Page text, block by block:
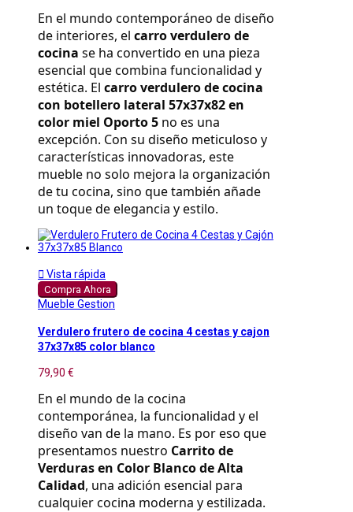
En el mundo contemporáneo de diseño
de interiores, el carro verdulero de
cocina se ha convertido en una pieza
esencial que combina funcionalidad y
estética. El carro verdulero de cocina
con botellero lateral 57x37x82 en
color miel Oporto 5 no es una
excepción. Con su diseño meticuloso y
características innovadoras, este
mueble no solo mejora la organización
de tu cocina, sino que también añade
un toque de elegancia y estilo.
 Vista rápida
Compra Ahora
Mueble Gestion
Verdulero frutero de cocina 4 cestas y cajon
37x37x85 color blanco
79,90 €
En el mundo de la cocina
contemporánea, la funcionalidad y el
diseño van de la mano. Es por eso que
presentamos nuestro Carrito de
Verduras en Color Blanco de Alta
Calidad, una adición esencial para
cualquier cocina moderna y estilizada.